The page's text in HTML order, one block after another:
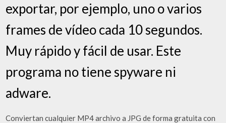
exportar, por ejemplo, uno o varios
frames de vídeo cada 10 segundos.
Muy rápido y fácil de usar. Este
programa no tiene spyware ni
adware.
Conviertan cualquier MP4 archivo a JPG de forma gratuita con